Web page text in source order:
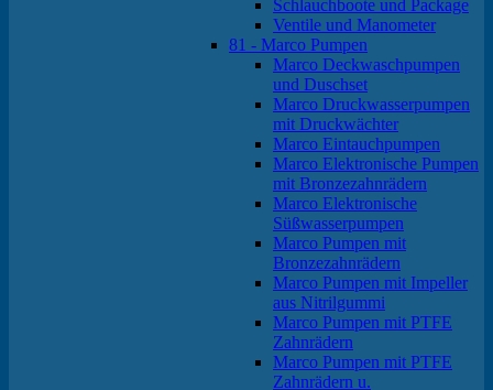
Schlauchboote und Package
Ventile und Manometer
81 - Marco Pumpen
Marco Deckwaschpumpen
und Duschset
Marco Druckwasserpumpen
mit Druckwächter
Marco Eintauchpumpen
Marco Elektronische Pumpen
mit Bronzezahnrädern
Marco Elektronische
Süßwasserpumpen
Marco Pumpen mit
Bronzezahnrädern
Marco Pumpen mit Impeller
aus Nitrilgummi
Marco Pumpen mit PTFE
Zahnrädern
Marco Pumpen mit PTFE
Zahnrädern u.